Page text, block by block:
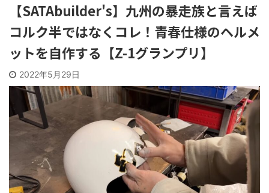
【SATAbuilder's】九州の暴走族と言えば
コルク半ではなくコレ！青春仕様のヘルメ
ットを自作する【Z-1グランプリ】
2022年5月29日